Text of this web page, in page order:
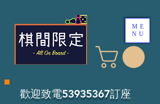
​歡迎致電53935367訂座
ME
NU